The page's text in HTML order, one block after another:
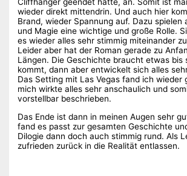
wieder direkt mittendrin. Und auch hier
Brand, wieder Spannung auf. Dazu spielen
und Magie eine wichtige und große Rolle.
es wieder alles sehr stimmig miteinander
Leider aber hat der Roman gerade zu
Längen. Die Geschichte braucht etwas bis
kommt, dann aber entwickelt sich alles
Das Setting mit Las Vegas fand ich wieder
mich wirkte alles sehr anschaulich und
vorstellbar beschrieben.
Das Ende ist dann in meinen Augen sehr
fand es passt zur gesamten Geschichte
Dilogie dann doch auch stimmig rund. Als
zufrieden zurück in die Realität entlassen.